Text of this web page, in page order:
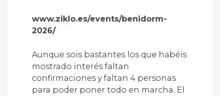
www.ziklo.es/events/benidorm-
2026/
Aunque sois bastantes los que habéis
mostrado interés faltan
confirmaciones y faltan 4 personas
para poder poner todo en marcha. El